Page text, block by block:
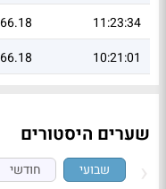
11:23:34
66.18
10:21:01
66.18
שערים היסטורים
שבועי חודשי